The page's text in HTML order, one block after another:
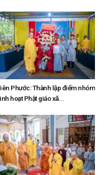
Phước: Thành lập điểm nhóm
hoạt Phật giáo xã...